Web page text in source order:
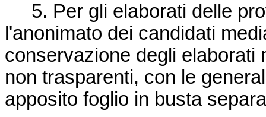
5. Per gli elaborati delle
l'anonimato dei candidati
conservazione degli elaborati
non trasparenti, con le
apposito foglio in busta